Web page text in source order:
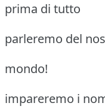
prima di tutto
parleremo del
mondo!
impareremo i